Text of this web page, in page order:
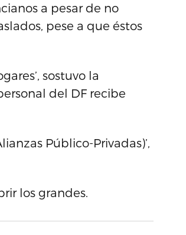
a pesar de no
pese a que éstos
sostuvo la
del DF recibe
Público-Privadas)’,
los grandes.